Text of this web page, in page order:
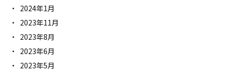
2024年1月
2023年11月
2023年8月
2023年6月
2023年5月